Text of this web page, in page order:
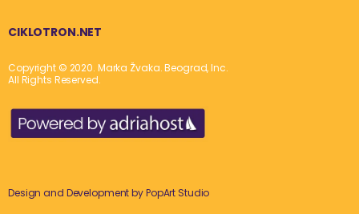
CIKLOTRON.NET
Copyright © 2020. Marka Žvaka. Beograd, Inc.
All Rights Reserved.
Design and Development byPopArt Studio